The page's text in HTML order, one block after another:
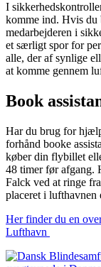
I
komme ind. Hvis du
medarbejderen i
et særligt spor for
alle, der af synlige
at komme gennem
Book
Har du brug for
forhånd booke
køber din flybillet
48 timer før afgang.
Falck ved at ringe
placeret i lufthavnen
Her finder du en
Lufthavn